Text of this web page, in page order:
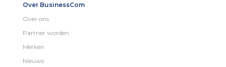
Over BusinessCom
Over ons
Partner worden
Merken
Nieuws